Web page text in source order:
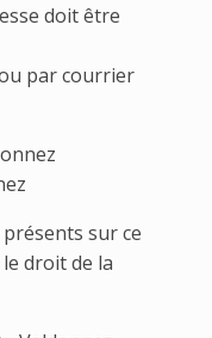
doit être
par courrier
sur ce
droit de la